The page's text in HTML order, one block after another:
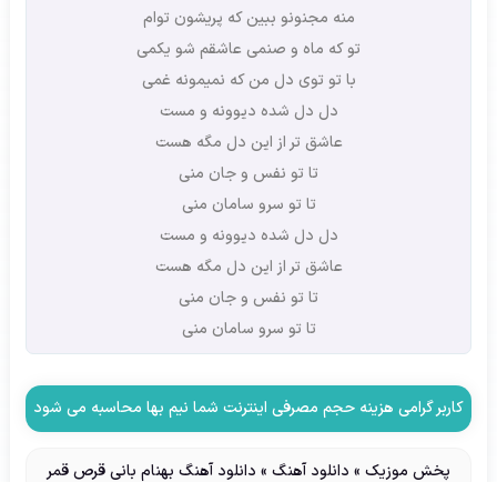
منه مجنونو ببین که پریشون توام
تو که ماه و صنمی عاشقم شو یکمی
با تو توی دل من که نمیمونه غمی
دل دل شده دیوونه و مست
عاشق تر از این دل مگه هست
تا تو نفس و جان منی
تا تو سرو سامان منی
دل دل شده دیوونه و مست
عاشق تر از این دل مگه هست
تا تو نفس و جان منی
تا تو سرو سامان منی
کاربر گرامی هزینه حجم مصرفی اینترنت شما نیم بها محاسبه می شود
پخش موزیک» دانلود آهنگ» دانلود آهنگ بهنام بانی قرص قمر